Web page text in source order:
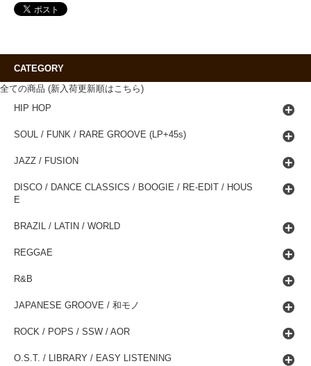
CATEGORY
全ての商品 (新入荷更新順はこちら)
HIP HOP
SOUL / FUNK / RARE GROOVE (LP+45s)
JAZZ / FUSION
DISCO / DANCE CLASSICS / BOOGIE / RE-EDIT / HOUS
E
BRAZIL / LATIN / WORLD
REGGAE
R&B
JAPANESE GROOVE / 和モノ
ROCK / POPS / SSW / AOR
O.S.T. / LIBRARY / EASY LISTENING